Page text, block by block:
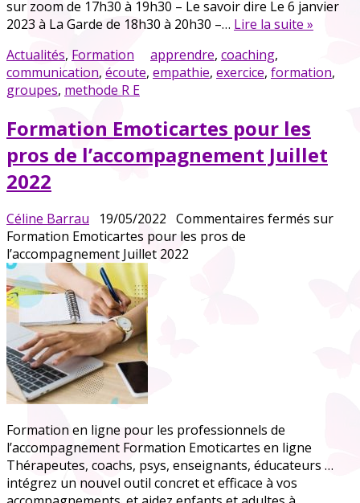
sur zoom de 17h30 à 19h30 – Le savoir dire Le 6 janvier
2023 à La Garde de 18h30 à 20h30 –… Lire la suite »
Actualités, Formation apprendre, coaching,
communication, écoute, empathie, exercice, formation,
groupes, methode R E
Formation Emoticartes pour les
pros de l’accompagnement Juillet
2022
Céline Barrau 19/05/2022 Commentaires fermés sur
Formation Emoticartes pour les pros de
l’accompagnement Juillet 2022
Formation en ligne pour les professionnels de
l’accompagnement Formation Emoticartes en ligne
Thérapeutes, coachs, psys, enseignants, éducateurs …
intégrez un nouvel outil concret et efficace à vos